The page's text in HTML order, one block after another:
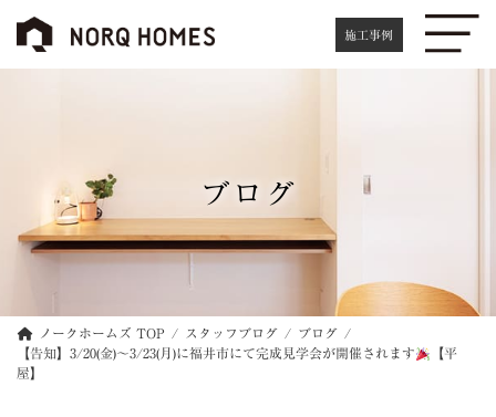
施工事例
ブログ
ノークホームズ TOP スタッフブログ
ブログ
【告知】3/20(金)～3/23(月)に福井市にて完成見学会が開催されます
【平
屋】